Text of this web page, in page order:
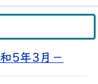
5年3月－